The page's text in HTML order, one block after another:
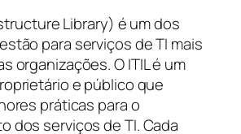
Library) é um dos
para serviços de TI mais
organizações. O ITIL é um
e público que
práticas para o
dos serviços de TI. Cada